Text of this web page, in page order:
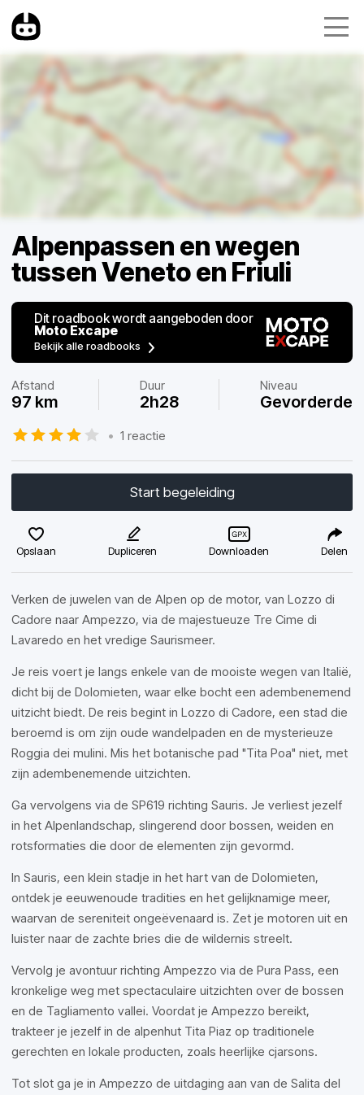
Alpenpassen en wegen
tussen Veneto en Friuli
Dit roadbook wordt aangeboden door
Moto Excape
Bekijk alle roadbooks
Afstand
97 km
Duur
2h28
Niveau
Gevorderde
• 1 reactie
Start begeleiding
Opslaan Dupliceren Downloaden Delen
Verken de juwelen van de Alpen op de motor, van Lozzo di
Cadore naar Ampezzo, via de majestueuze Tre Cime di
Lavaredo en het vredige Saurismeer.
Je reis voert je langs enkele van de mooiste wegen van Italië,
dicht bij de Dolomieten, waar elke bocht een adembenemend
uitzicht biedt. De reis begint in Lozzo di Cadore, een stad die
beroemd is om zijn oude wandelpaden en de mysterieuze
Roggia dei mulini. Mis het botanische pad "Tita Poa" niet, met
zijn adembenemende uitzichten.
Ga vervolgens via de SP619 richting Sauris. Je verliest jezelf
in het Alpenlandschap, slingerend door bossen, weiden en
rotsformaties die door de elementen zijn gevormd.
In Sauris, een klein stadje in het hart van de Dolomieten,
ontdek je eeuwenoude tradities en het gelijknamige meer,
waarvan de sereniteit ongeëvenaard is. Zet je motoren uit en
luister naar de zachte bries die de wildernis streelt.
Vervolg je avontuur richting Ampezzo via de Pura Pass, een
kronkelige weg met spectaculaire uitzichten over de bossen
en de Tagliamento vallei. Voordat je Ampezzo bereikt,
trakteer je jezelf in de alpenhut Tita Piaz op traditionele
gerechten en lokale producten, zoals heerlijke cjarsons.
Tot slot ga je in Ampezzo de uitdaging aan van de Salita del